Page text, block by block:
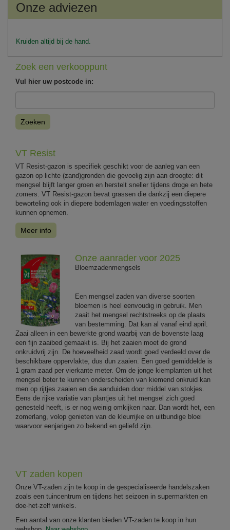
Onze adviezen
Kruiden altijd bij de hand.
Zoek een verkooppunt
Vul hier uw postcode in:
Zoeken
VT Resist
VT Resist-gazon is specifiek geschikt voor de aanleg van een
gazon op lichte (zand)gronden die gevoelig zijn aan droogte: dit
mengsel blijft langer groen en herstelt sneller tijdens droge en hete
zomers. VT Resist-gazon bevat grassen die dankzij een diepere
beworteling ook in diepere bodemlagen water en voedingsstoffen
kunnen opnemen.
Meer info
Onze aanrader voor 2025
Bloemzadenmengsels
Een mengsel zaden van diverse soorten
bloemen is heel eenvoudig in gebruik. Men
zaait het mengsel rechtstreeks op de plaats
van bestemming. Dat kan al vanaf eind april.
Zaai alleen in een bewerkte grond waarbij van de bovenste laag
een fijn zaaibed gemaakt is. Bij het zaaien moet de grond
onkruidvrij zijn. De hoeveelheid zaad wordt goed verdeeld over de
beschikbare oppervlakte, dus dun zaaien. Een goed gemiddelde is
1 gram zaad per vierkante meter. Om de jonge kiemplanten uit het
mengsel beter te kunnen onderscheiden van kiemend onkruid kan
men op rijtjes zaaien en die aanduiden door middel van stokjes.
Eens de rijke variatie van plantjes uit het mengsel zich goed
genesteld heeft, is er nog weinig omkijken naar. Dan wordt het, een
zomerlang, volop genieten van de kleurrijke en uitbundige bloei
waarvoor eenjarigen zo bekend en geliefd zijn.
VT zaden kopen
Onze VT-zaden zijn te koop in de gespecialiseerde handelszaken
zoals een tuincentrum en tijdens het seizoen in supermarkten en
doe-het-zelf winkels.
Een aantal van onze klanten bieden VT-zaden te koop in hun